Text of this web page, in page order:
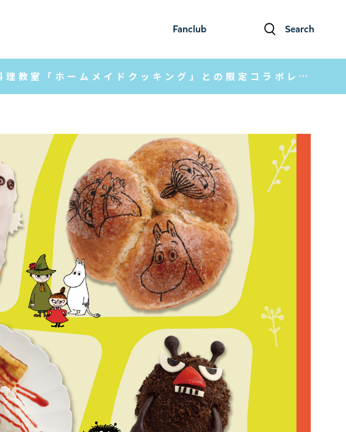
Fanclub Search
【パン作りで楽しむムーミンの世界】料理教室「ホームメイドクッキング」との限定コラボレッスン 第二弾！